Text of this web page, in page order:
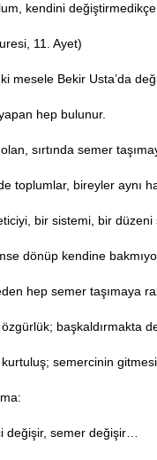
kendini
11. Ayet)
mesele Bekir Usta’da
hep bulunur.
sırtında semer
toplumlar, bireyler aynı
bir sistemi, bir düzeni
dönüp kendine
hep semer taşımaya
başkaldırmakta
semercinin
değişir, semer değişir…